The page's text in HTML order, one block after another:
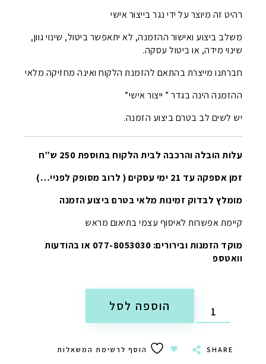
רהיט זה מיוצר על ידי נגר בייצור אישי
משלב ביצוע ואישור ההזמנה, לא יתאפשר ביטול, שינוי גוון,
שינוי מידה, או ביטול עסקה.
חברתנו מייצרת בהתאם להזמנת הלקוח ואינה מחזיקה מלאי
ההזמנה הינה בגדר ” ייצור אישי”
יש לשים לב בטרם ביצוע הזמנה.
עלות הובלה והרכבה לבית הלקוח בתוספת 250 ש”ח
זמן אספקה עד 21 ימי עסקים ( לרוב מסופק לפניי…)
מומלץ לבדוק זמינות מלאי בטרם ביצוע הזמנה
קיימת אפשרות לאיסוף עצמי בתיאום מראש
מוקד הזמנות ובירורים: 077-8053030 או בהודעות
וואטספ
הוספה לסל
SHARE הוסף לרשימת המשאלות